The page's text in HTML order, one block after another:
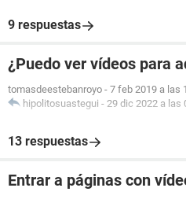
9 respuestas
¿Puedo ver vídeos para
tomasdeestebanroyo - 7 feb 2019 a las
hipolitosuastegui - 29 dic 2022 a las
13 respuestas
Entrar a páginas con